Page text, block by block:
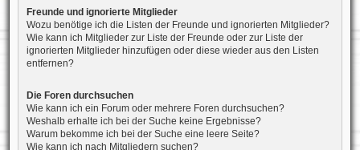
Freunde und ignorierte Mitglieder
Wozu benötige ich die Listen der Freunde und ignorierten Mitglieder?
Wie kann ich Mitglieder zur Liste der Freunde oder zur Liste der
ignorierten Mitglieder hinzufügen oder diese wieder aus den Listen
entfernen?
Die Foren durchsuchen
Wie kann ich ein Forum oder mehrere Foren durchsuchen?
Weshalb erhalte ich bei der Suche keine Ergebnisse?
Warum bekomme ich bei der Suche eine leere Seite?
Wie kann ich nach Mitgliedern suchen?